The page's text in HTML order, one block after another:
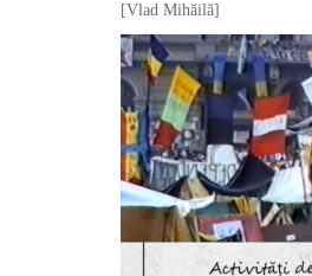
[Vlad Mihăilă]